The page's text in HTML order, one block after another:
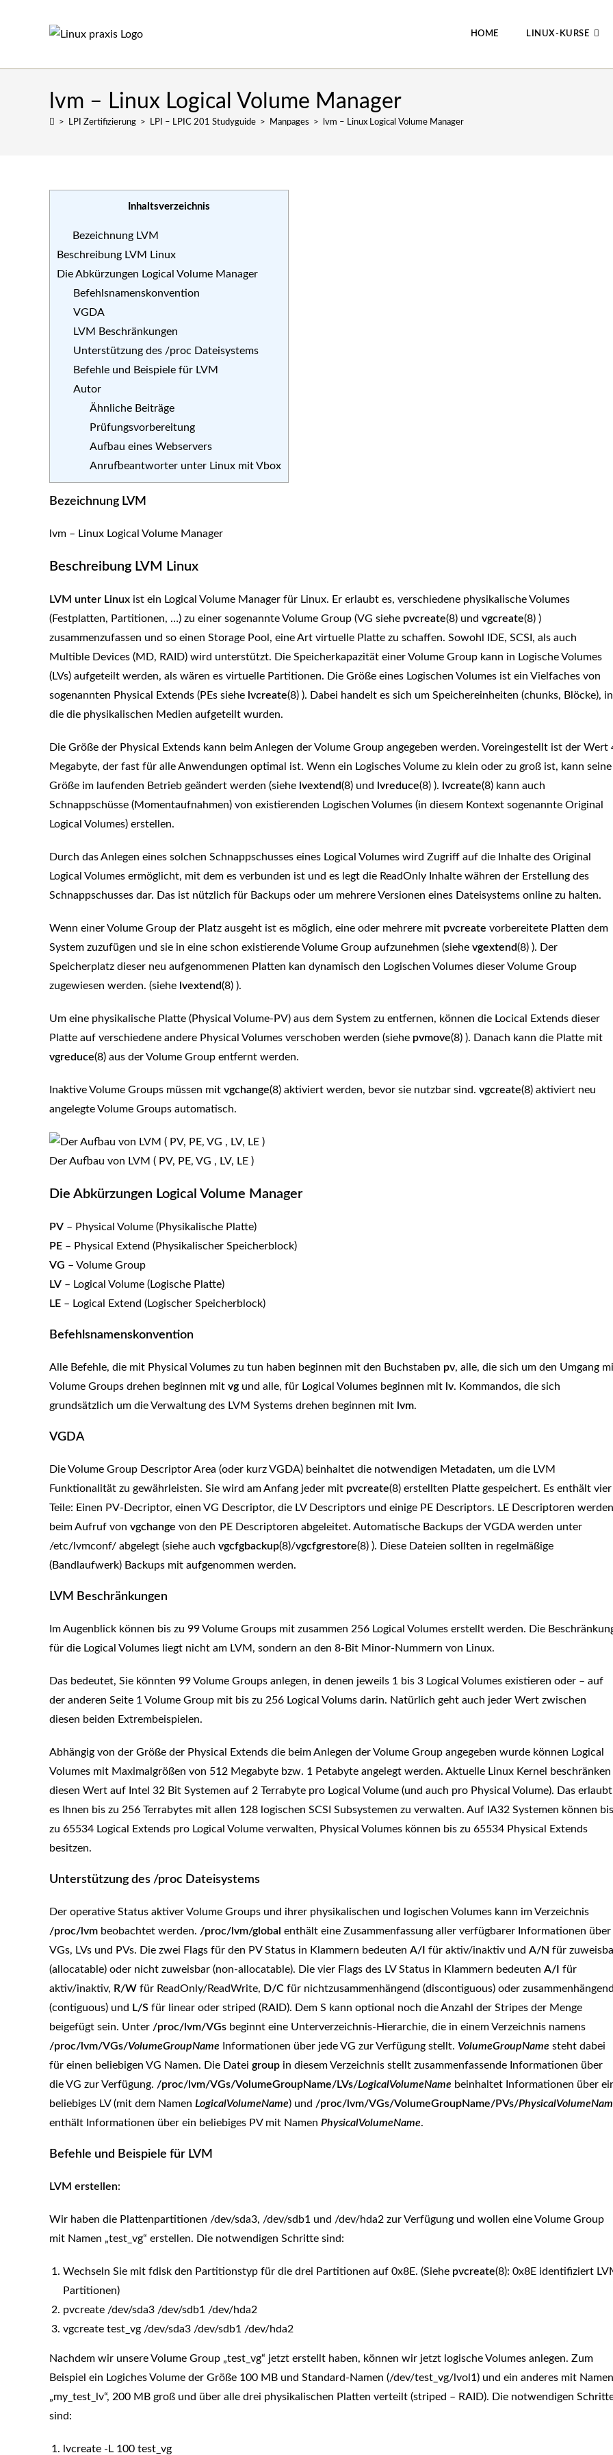
HOME LINUX-KURSE
lvm – Linux Logical Volume Manager
> LPI Zertifizierung > LPI – LPIC 201 Studyguide > Manpages > lvm – Linux Logical Volume Manager
Inhaltsverzeichnis
Bezeichnung LVM
Beschreibung LVM Linux
Die Abkürzungen Logical Volume Manager
Befehlsnamenskonvention
VGDA
LVM Beschränkungen
Unterstützung des /proc Dateisystems
Befehle und Beispiele für LVM
Autor
Ähnliche Beiträge
Prüfungsvorbereitung
Aufbau eines Webservers
Anrufbeantworter unter Linux mit Vbox
Bezeichnung LVM
lvm – Linux Logical Volume Manager
Beschreibung LVM Linux
LVM unter Linux ist ein Logical Volume Manager für Linux. Er erlaubt es, verschiedene physikalische Volumes
(Festplatten, Partitionen, …) zu einer sogenannte Volume Group (VG siehe pvcreate(8) und vgcreate(8) )
zusammenzufassen und so einen Storage Pool, eine Art virtuelle Platte zu schaffen. Sowohl IDE, SCSI, als auch
Multible Devices (MD, RAID) wird unterstützt. Die Speicherkapazität einer Volume Group kann in Logische Volumes
(LVs) aufgeteilt werden, als wären es virtuelle Partitionen. Die Größe eines Logischen Volumes ist ein Vielfaches von
sogenannten Physical Extends (PEs siehe lvcreate(8) ). Dabei handelt es sich um Speichereinheiten (chunks, Blöcke), in
die die physikalischen Medien aufgeteilt wurden.
Die Größe der Physical Extends kann beim Anlegen der Volume Group angegeben werden. Voreingestellt ist der Wert
Megabyte, der fast für alle Anwendungen optimal ist. Wenn ein Logisches Volume zu klein oder zu groß ist, kann seine
Größe im laufenden Betrieb geändert werden (siehe lvextend(8) und lvreduce(8) ). lvcreate(8) kann auch
Schnappschüsse (Momentaufnahmen) von existierenden Logischen Volumes (in diesem Kontext sogenannte Original
Logical Volumes) erstellen.
Durch das Anlegen eines solchen Schnappschusses eines Logical Volumes wird Zugriff auf die Inhalte des Original
Logical Volumes ermöglicht, mit dem es verbunden ist und es legt die ReadOnly Inhalte währen der Erstellung des
Schnappschusses dar. Das ist nützlich für Backups oder um mehrere Versionen eines Dateisystems online zu halten.
Wenn einer Volume Group der Platz ausgeht ist es möglich, eine oder mehrere mit pvcreate vorbereitete Platten dem
System zuzufügen und sie in eine schon existierende Volume Group aufzunehmen (siehe vgextend(8) ). Der
Speicherplatz dieser neu aufgenommenen Platten kan dynamisch den Logischen Volumes dieser Volume Group
zugewiesen werden. (siehe lvextend(8) ).
Um eine physikalische Platte (Physical Volume-PV) aus dem System zu entfernen, können die Locical Extends dieser
Platte auf verschiedene andere Physical Volumes verschoben werden (siehe pvmove(8) ). Danach kann die Platte mit
vgreduce(8) aus der Volume Group entfernt werden.
Inaktive Volume Groups müssen mit vgchange(8) aktiviert werden, bevor sie nutzbar sind. vgcreate(8) aktiviert neu
angelegte Volume Groups automatisch.
Der Aufbau von LVM ( PV, PE, VG , LV, LE )
Die Abkürzungen Logical Volume Manager
PV – Physical Volume (Physikalische Platte)
PE – Physical Extend (Physikalischer Speicherblock)
VG – Volume Group
LV – Logical Volume (Logische Platte)
LE – Logical Extend (Logischer Speicherblock)
Befehlsnamenskonvention
Alle Befehle, die mit Physical Volumes zu tun haben beginnen mit den Buchstaben pv, alle, die sich um den Umgang
Volume Groups drehen beginnen mit vg und alle, für Logical Volumes beginnen mit lv. Kommandos, die sich
grundsätzlich um die Verwaltung des LVM Systems drehen beginnen mit lvm.
VGDA
Die Volume Group Descriptor Area (oder kurz VGDA) beinhaltet die notwendigen Metadaten, um die LVM
Funktionalität zu gewährleisten. Sie wird am Anfang jeder mit pvcreate(8) erstellten Platte gespeichert. Es enthält vier
Teile: Einen PV-Decriptor, einen VG Descriptor, die LV Descriptors und einige PE Descriptors. LE Descriptoren werden
beim Aufruf von vgchange von den PE Descriptoren abgeleitet. Automatische Backups der VGDA werden unter
/etc/lvmconf/ abgelegt (siehe auch vgcfgbackup(8)/vgcfgrestore(8) ). Diese Dateien sollten in regelmäßige
(Bandlaufwerk) Backups mit aufgenommen werden.
LVM Beschränkungen
Im Augenblick können bis zu 99 Volume Groups mit zusammen 256 Logical Volumes erstellt werden. Die
für die Logical Volumes liegt nicht am LVM, sondern an den 8-Bit Minor-Nummern von Linux.
Das bedeutet, Sie könnten 99 Volume Groups anlegen, in denen jeweils 1 bis 3 Logical Volumes existieren oder – auf
der anderen Seite 1 Volume Group mit bis zu 256 Logical Volums darin. Natürlich geht auch jeder Wert zwischen
diesen beiden Extrembeispielen.
Abhängig von der Größe der Physical Extends die beim Anlegen der Volume Group angegeben wurde können Logical
Volumes mit Maximalgrößen von 512 Megabyte bzw. 1 Petabyte angelegt werden. Aktuelle Linux Kernel beschränken
diesen Wert auf Intel 32 Bit Systemen auf 2 Terrabyte pro Logical Volume (und auch pro Physical Volume). Das erlaubt
es Ihnen bis zu 256 Terrabytes mit allen 128 logischen SCSI Subsystemen zu verwalten. Auf IA32 Systemen können bis
zu 65534 Logical Extends pro Logical Volume verwalten, Physical Volumes können bis zu 65534 Physical Extends
besitzen.
Unterstützung des /proc Dateisystems
Der operative Status aktiver Volume Groups und ihrer physikalischen und logischen Volumes kann im Verzeichnis
/proc/lvm beobachtet werden. /proc/lvm/global enthält eine Zusammenfassung aller verfügbarer Informationen über
VGs, LVs und PVs. Die zwei Flags für den PV Status in Klammern bedeuten A/I für aktiv/inaktiv und A/N für
(allocatable) oder nicht zuweisbar (non-allocatable). Die vier Flags des LV Status in Klammern bedeuten A/I für
aktiv/inaktiv, R/W für ReadOnly/ReadWrite, D/C für nichtzusammenhängend (discontiguous) oder
(contiguous) und L/S für linear oder striped (RAID). Dem S kann optional noch die Anzahl der Stripes der Menge
beigefügt sein. Unter /proc/lvm/VGs beginnt eine Unterverzeichnis-Hierarchie, die in einem Verzeichnis namens
/proc/lvm/VGs/VolumeGroupName Informationen über jede VG zur Verfügung stellt. VolumeGroupName steht dabei
für einen beliebigen VG Namen. Die Datei group in diesem Verzeichnis stellt zusammenfassende Informationen über
die VG zur Verfügung. /proc/lvm/VGs/VolumeGroupName/LVs/LogicalVolumeName beinhaltet Informationen über
beliebiges LV (mit dem Namen LogicalVolumeName) und /proc/lvm/VGs/VolumeGroupName/PVs/
enthält Informationen über ein beliebiges PV mit Namen PhysicalVolumeName.
Befehle und Beispiele für LVM
LVM erstellen:
Wir haben die Plattenpartitionen /dev/sda3, /dev/sdb1 und /dev/hda2 zur Verfügung und wollen eine Volume Group
mit Namen „test_vg“ erstellen. Die notwendigen Schritte sind:
Wechseln Sie mit fdisk den Partitionstyp für die drei Partitionen auf 0x8E. (Siehe pvcreate(8): 0x8E identifiziert
Partitionen)
pvcreate /dev/sda3 /dev/sdb1 /dev/hda2
vgcreate test_vg /dev/sda3 /dev/sdb1 /dev/hda2
Nachdem wir unsere Volume Group „test_vg“ jetzt erstellt haben, können wir jetzt logische Volumes anlegen. Zum
Beispiel ein Logiches Volume der Größe 100 MB und Standard-Namen (/dev/test_vg/lvol1) und ein anderes mit Namen
„my_test_lv“, 200 MB groß und über alle drei physikalischen Platten verteilt (striped – RAID). Die notwendigen
sind:
lvcreate -L 100 test_vg